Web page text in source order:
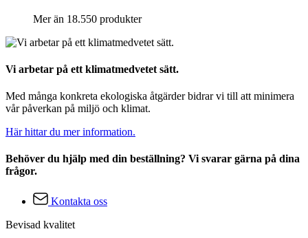
Mer än 18.550 produkter
Vi arbetar på ett klimatmedvetet sätt.
Med många konkreta ekologiska åtgärder bidrar vi till att minimera
vår påverkan på miljö och klimat.
Här hittar du mer information.
Behöver du hjälp med din beställning? Vi svarar gärna på dina
frågor.
Kontakta oss
Bevisad kvalitet